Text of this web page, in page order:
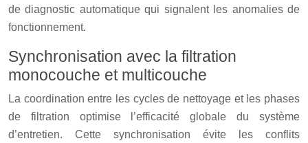
de diagnostic automatique qui signalent les anomalies de
fonctionnement.
Synchronisation avec la filtration
monocouche et multicouche
La coordination entre les cycles de nettoyage et les phases
de filtration optimise l’efficacité globale du système
d’entretien. Cette synchronisation évite les conflits